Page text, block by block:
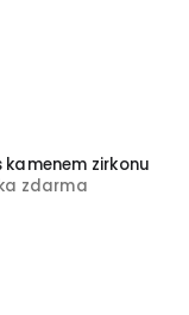
zirkonu
zdarma